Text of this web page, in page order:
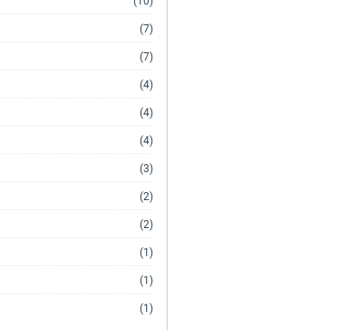
(7)
(7)
(4)
(4)
(4)
(3)
(2)
(2)
(1)
(1)
(1)